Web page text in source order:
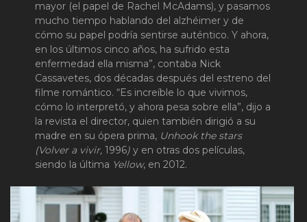
mayor (el papel de Rachel McAdams), y pasamos
mucho tiempo hablando del alzhéimer y de
cómo su papel podría sentirse auténtico. Y ahora,
en los últimos cinco años, ha sufrido esta
enfermedad ella misma”, contaba Nick
Cassavetes, dos décadas después del estreno del
filme romántico. “Es increíble lo que vivimos,
cómo lo interpretó, y ahora pesa sobre ella”, dijo a
la revista el director, quien también dirigió a su
madre en su ópera prima, Unhook the stars
(Volver a vivir, 1996) y en otras dos películas,
siendo la última Yellow, en 2012.